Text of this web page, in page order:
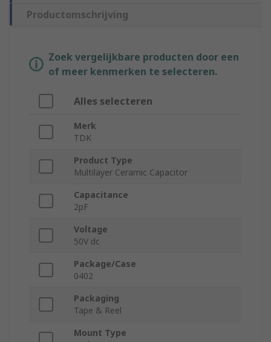
Productomschrijving
Zoek vergelijkbare producten door een
of meer kenmerken te selecteren.
Alles selecteren
Merk
TDK
Product Type
Multilayer Ceramic Capacitor
Capacitance
2pF
Voltage
50V dc
Package/Case
0402
Packaging
Tape & Reel
Mount Type